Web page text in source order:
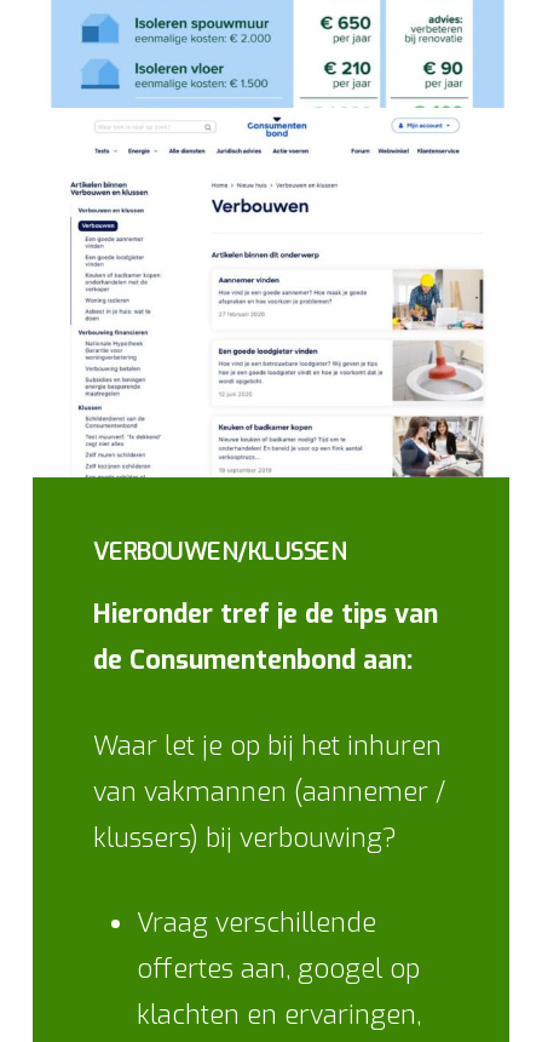
VERBOUWEN/KLUSSEN
Hieronder tref je de tips van
de Consumentenbond aan:
Waar let je op bij het inhuren
van vakmannen (aannemer /
klussers) bij verbouwing?
Vraag verschillende
offertes aan, googel op
klachten en ervaringen,